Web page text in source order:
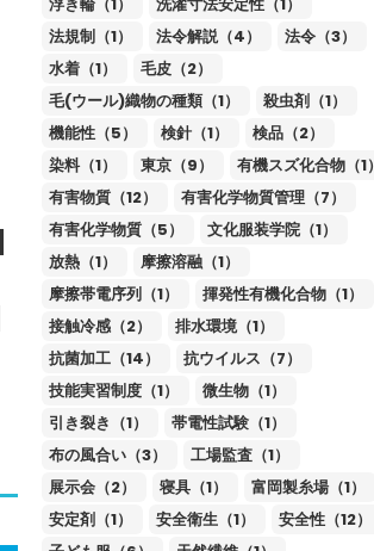
法規制（1）
法令解説（4）
法令（3）
水着（1）
毛皮（2）
毛(ウール)織物の種類（1）
殺虫剤（1）
機能性（5）
検針（1）
検品（2）
染料（1）
東京（9）
有機スズ化合物（1）
有害物質（12）
有害化学物質管理（7）
有害化学物質（5）
文化服装学院（1）
放熱（1）
摩擦溶融（1）
摩擦帯電序列（1）
揮発性有機化合物（1）
接触冷感（2）
排水環境（1）
抗菌加工（14）
抗ウイルス（7）
技能実習制度（1）
微生物（1）
引き裂き（1）
帯電性試験（1）
布の風合い（3）
工場監査（1）
展示会（2）
寝具（1）
富岡製糸場（1）
安定剤（1）
安全衛生（1）
安全性（12）